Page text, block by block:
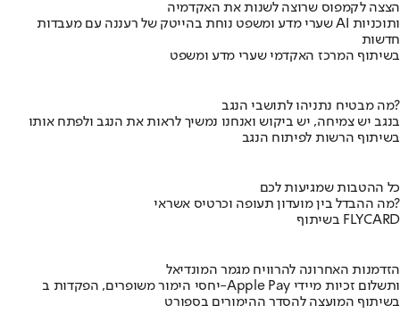
הצצה לקמפוס שרוצה לשנות את האקדמיה
שערי מדע ומשפט נוחת בהייטק של רעננה עם מעבדות AI ותוכניות
חדשות
בשיתוף המרכז האקדמי שערי מדע ומשפט
מה מבטיח נתניהו לתושבי הנגב?
בנגב יש צמיחה, יש ביקוש ואנחנו נמשיך לראות את הנגב ולפתח אותו
בשיתוף הרשות לפיתוח הנגב
כל ההטבות שמגיעות לכם
מה ההבדל בין מועדון תעופה וכרטיס אשראי?
בשיתוף FLYCARD
הזדמנות האחרונה להרוויח מגמר המונדיאל
יחסי הימור משופרים, הפקדות ב-Apple Pay ותשלום זכיות מיידי
בשיתוף המועצה להסדר ההימורים בספורט